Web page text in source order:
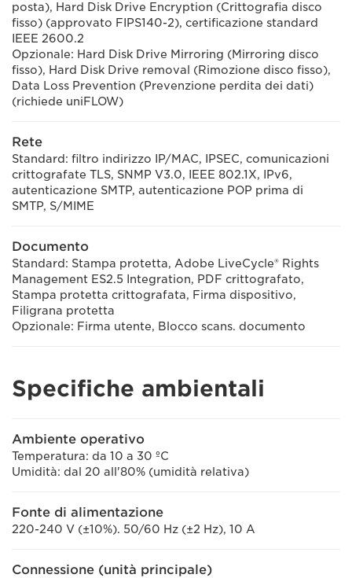
posta), Hard Disk Drive Encryption (Crittografia disco
fisso) (approvato FIPS140-2), certificazione standard
IEEE 2600.2
Opzionale: Hard Disk Drive Mirroring (Mirroring disco
fisso), Hard Disk Drive removal (Rimozione disco fisso),
Data Loss Prevention (Prevenzione perdita dei dati)
(richiede uniFLOW)
Rete
Standard: filtro indirizzo IP/MAC, IPSEC, comunicazioni
crittografate TLS, SNMP V3.0, IEEE 802.1X, IPv6,
autenticazione SMTP, autenticazione POP prima di
SMTP, S/MIME
Documento
Standard: Stampa protetta, Adobe LiveCycle® Rights
Management ES2.5 Integration, PDF crittografato,
Stampa protetta crittografata, Firma dispositivo,
Filigrana protetta
Opzionale: Firma utente, Blocco scans. documento
Specifiche ambientali
Ambiente operativo
Temperatura: da 10 a 30 ºC
Umidità: dal 20 all'80% (umidità relativa)
Fonte di alimentazione
220-240 V (±10%). 50/60 Hz (±2 Hz), 10 A
Connessione (unità principale)